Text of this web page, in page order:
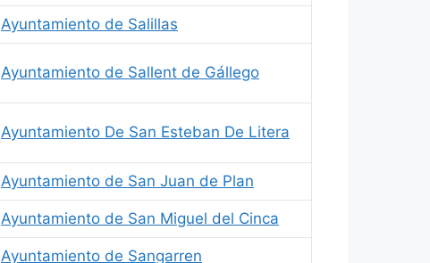
Ayuntamiento de Salillas
Ayuntamiento de Sallent de Gállego
Ayuntamiento De San Esteban De Litera
Ayuntamiento de San Juan de Plan
Ayuntamiento de San Miguel del Cinca
Ayuntamiento de Sangarren